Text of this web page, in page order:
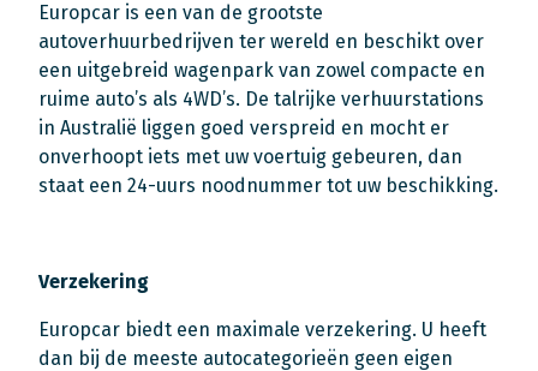
Europcar is een van de grootste
autoverhuurbedrijven ter wereld en beschikt over
een uitgebreid wagenpark van zowel compacte en
ruime auto’s als 4WD’s. De talrijke verhuurstations
in Australië liggen goed verspreid en mocht er
onverhoopt iets met uw voertuig gebeuren, dan
staat een 24-uurs noodnummer tot uw beschikking.
Verzekering
Europcar biedt een maximale verzekering. U heeft
dan bij de meeste autocategorieën geen eigen